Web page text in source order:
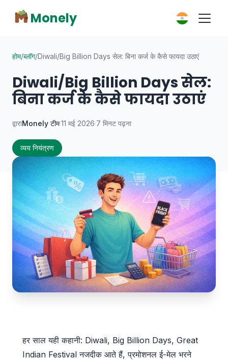
Monely
होम/ब्लॉग/Diwali/Big Billion Days सेल: बिना कर्ज के कैसे फायदा उठाएं
Diwali/Big Billion Days सेल:
बिना कर्ज के कैसे फायदा उठाएं
द्वाराMonely टीम·11 मई 2026·7 मिनट पढ़ना
व्यय नियंत्रण
हर साल यही कहानी: Diwali, Big Billion Days, Great
Indian Festival नजदीक आते हैं, प्रमोशनल ई-मेल भरने